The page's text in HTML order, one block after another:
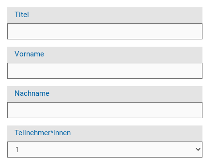
Titel
Vorname
Nachname
Teilnehmer*innen